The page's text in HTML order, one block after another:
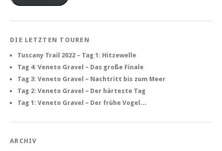
DIE LETZTEN TOUREN
Tuscany Trail 2022 – Tag 1: Hitzewelle
Tag 4: Veneto Gravel – Das große Finale
Tag 3: Veneto Gravel – Nachtritt bis zum Meer
Tag 2: Veneto Gravel – Der härteste Tag
Tag 1: Veneto Gravel – Der frühe Vogel…
ARCHIV